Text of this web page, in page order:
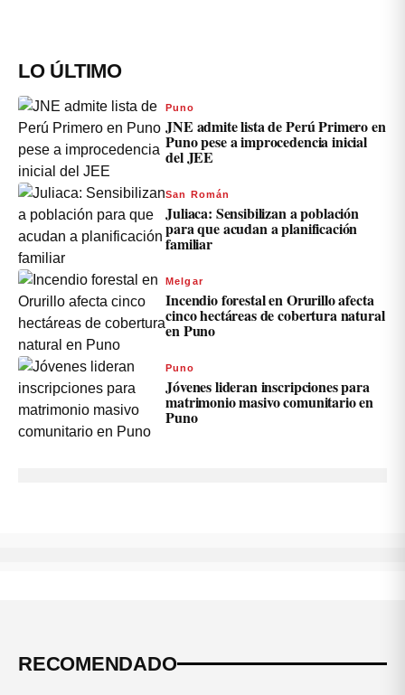
LO ÚLTIMO
Puno
JNE admite lista de Perú Primero en
Puno pese a improcedencia inicial
del JEE
San Román
Juliaca: Sensibilizan a población
para que acudan a planificación
familiar
Melgar
Incendio forestal en Orurillo afecta
cinco hectáreas de cobertura natural
en Puno
Puno
Jóvenes lideran inscripciones para
matrimonio masivo comunitario en
Puno
RECOMENDADO